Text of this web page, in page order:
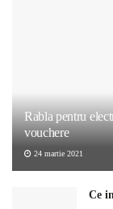
Rabla pentru
vouchere
24 martie 2021
Ce